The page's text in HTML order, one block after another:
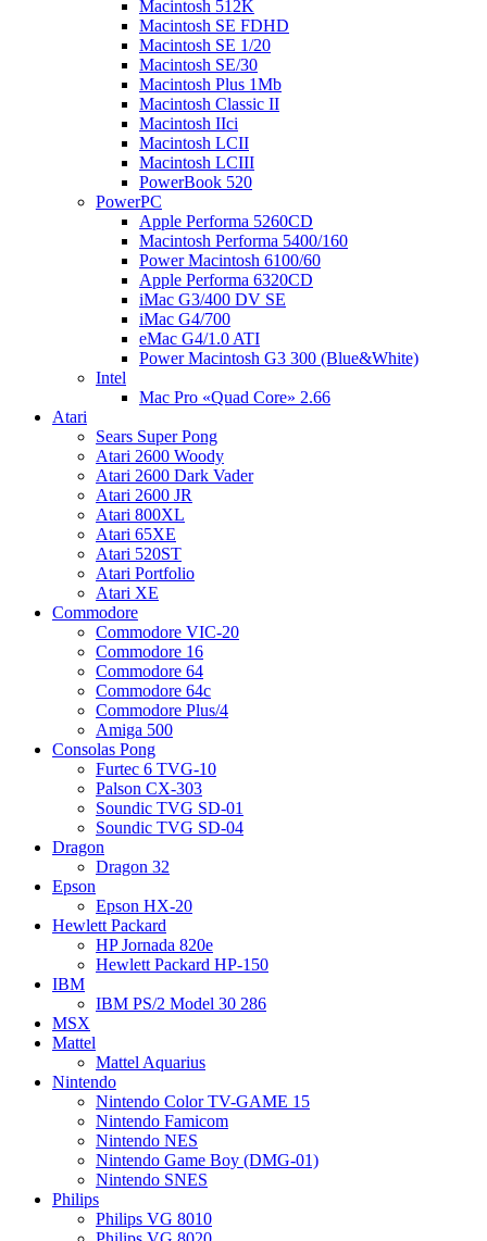
Macintosh 512K
Macintosh SE FDHD
Macintosh SE 1/20
Macintosh SE/30
Macintosh Plus 1Mb
Macintosh Classic II
Macintosh IIci
Macintosh LCII
Macintosh LCIII
PowerBook 520
PowerPC
Apple Performa 5260CD
Macintosh Performa 5400/160
Power Macintosh 6100/60
Apple Performa 6320CD
iMac G3/400 DV SE
iMac G4/700
eMac G4/1.0 ATI
Power Macintosh G3 300 (Blue&White)
Intel
Mac Pro «Quad Core» 2.66
Atari
Sears Super Pong
Atari 2600 Woody
Atari 2600 Dark Vader
Atari 2600 JR
Atari 800XL
Atari 65XE
Atari 520ST
Atari Portfolio
Atari XE
Commodore
Commodore VIC-20
Commodore 16
Commodore 64
Commodore 64c
Commodore Plus/4
Amiga 500
Consolas Pong
Furtec 6 TVG-10
Palson CX-303
Soundic TVG SD-01
Soundic TVG SD-04
Dragon
Dragon 32
Epson
Epson HX-20
Hewlett Packard
HP Jornada 820e
Hewlett Packard HP-150
IBM
IBM PS/2 Model 30 286
MSX
Mattel
Mattel Aquarius
Nintendo
Nintendo Color TV-GAME 15
Nintendo Famicom
Nintendo NES
Nintendo Game Boy (DMG-01)
Nintendo SNES
Philips
Philips VG 8010